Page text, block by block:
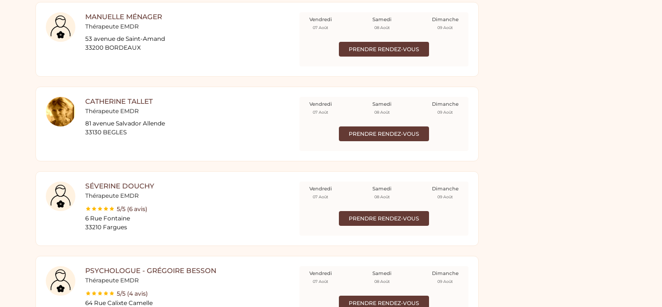
MANUELLE MÉNAGER
Thérapeute EMDR
53 avenue de Saint-Amand
33200 BORDEAUX
PRENDRE RENDEZ-VOUS
Vendredi
07 Août
Samedi
08 Août
Dimanche
09 Août
CATHERINE TALLET
Thérapeute EMDR
81 avenue Salvador Allende
33130 BEGLES
PRENDRE RENDEZ-VOUS
Vendredi
07 Août
Samedi
08 Août
Dimanche
09 Août
SÉVERINE DOUCHY
Thérapeute EMDR
5/5 (6 avis)
6 Rue Fontaine
33210 Fargues
PRENDRE RENDEZ-VOUS
Vendredi
07 Août
Samedi
08 Août
Dimanche
09 Août
PSYCHOLOGUE - GRÉGOIRE BESSON
Thérapeute EMDR
5/5 (4 avis)
64 Rue Calixte Camelle
PRENDRE RENDEZ-VOUS
Vendredi
07 Août
Samedi
08 Août
Dimanche
09 Août